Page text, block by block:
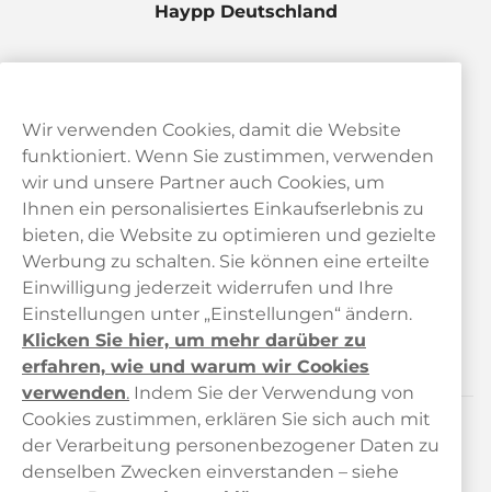
Haypp Deutschland
Kontaktiere uns!
Kundendienst
Links
Über uns
Wir verwenden Cookies, damit die Website
funktioniert. Wenn Sie zustimmen, verwenden
wir und unsere Partner auch Cookies, um
Ihnen ein personalisiertes Einkaufserlebnis zu
bieten, die Website zu optimieren und gezielte
Werbung zu schalten. Sie können eine erteilte
Einwilligung jederzeit widerrufen und Ihre
Einstellungen unter „Einstellungen“ ändern.
Klicken Sie hier, um mehr darüber zu
erfahren, wie und warum wir Cookies
verwenden. Indem Sie der Verwendung von
Cookies zustimmen, erklären Sie sich auch mit
der Verarbeitung personenbezogener Daten zu
denselben Zwecken einverstanden – siehe